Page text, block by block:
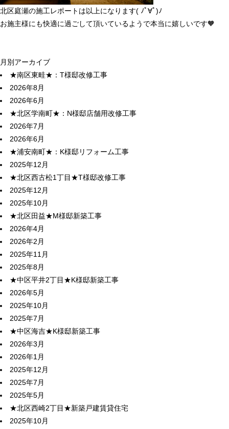
北区庭瀬の施工レポートは以上になります( ﾉﾟ∀ﾟ)ﾉ
お施主様にも快適に過ごして頂いているようで本当に嬉しいです🧡
月別アーカイブ
★南区東畦★：T様邸改修工事
2026年8月
2026年6月
★北区学南町★：N様邸店舗用改修工事
2026年7月
2026年6月
★浦安南町★：K様邸リフォーム工事
2025年12月
★北区西古松1丁目★T様邸改修工事
2025年12月
2025年10月
★北区田益★M様邸新築工事
2026年4月
2026年2月
2025年11月
2025年8月
★中区平井2丁目★K様邸新築工事
2026年5月
2025年10月
2025年7月
★中区海吉★K様邸新築工事
2026年3月
2026年1月
2025年12月
2025年7月
2025年5月
★北区西崎2丁目★新築戸建賃貸住宅
2025年10月